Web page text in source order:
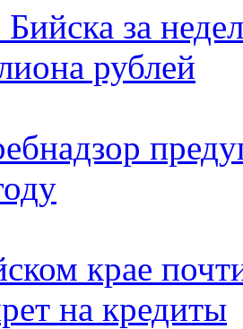
за
рублей
крае
на кредиты